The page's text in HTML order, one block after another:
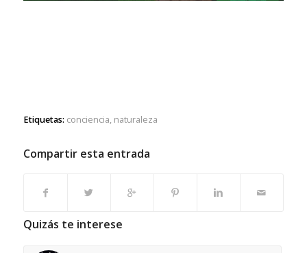
Etiquetas: conciencia, naturaleza
Compartir esta entrada
Quizás te interese